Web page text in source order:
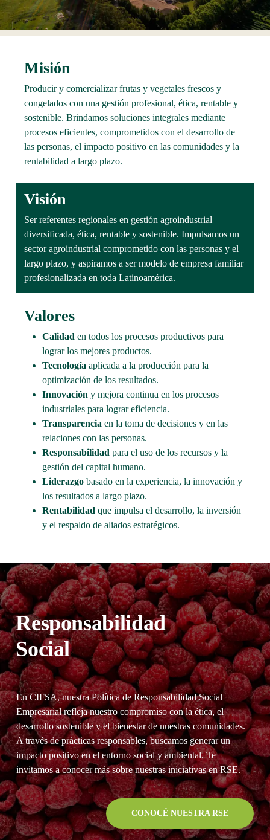
Misión
Producir y comercializar frutas y vegetales frescos y
congelados con una gestión profesional, ética, rentable y
sostenible. Brindamos soluciones integrales mediante
procesos eficientes, comprometidos con el desarrollo de
las personas, el impacto positivo en las comunidades y la
rentabilidad a largo plazo.
Visión
Ser referentes regionales en gestión agroindustrial
diversificada, ética, rentable y sostenible. Impulsamos un
sector agroindustrial comprometido con las personas y el
largo plazo, y aspiramos a ser modelo de empresa familiar
profesionalizada en toda Latinoamérica.
Valores
Calidad en todos los procesos productivos para
lograr los mejores productos.
Tecnología aplicada a la producción para la
optimización de los resultados.
Innovación y mejora continua en los procesos
industriales para lograr eficiencia.
Transparencia en la toma de decisiones y en las
relaciones con las personas.
Responsabilidad para el uso de los recursos y la
gestión del capital humano.
Liderazgo basado en la experiencia, la innovación y
los resultados a largo plazo.
Rentabilidad que impulsa el desarrollo, la inversión
y el respaldo de aliados estratégicos.
Responsabilidad
Social
En CIFSA, nuestra Política de Responsabilidad Social
Empresarial refleja nuestro compromiso con la ética, el
desarrollo sostenible y el bienestar de nuestras comunidades.
A través de prácticas responsables, buscamos generar un
impacto positivo en el entorno social y ambiental. Te
invitamos a conocer más sobre nuestras iniciativas en RSE.
CONOCÉ NUESTRA RSE